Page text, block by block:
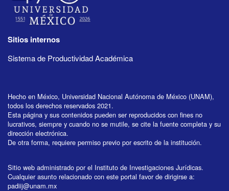
Sitios internos
Sistema de Productividad Académica
Hecho en México, Universidad Nacional Autónoma de México (UNAM),
todos los derechos reservados 2021.
Esta página y sus contenidos pueden ser reproducidos con fines no
lucrativos, siempre y cuando no se mutile, se cite la fuente completa y su
dirección electrónica.
De otra forma, requiere permiso previo por escrito de la institución.
Sitio web administrado por el Instituto de Investigaciones Jurídicas.
Cualquier asunto relacionado con este portal favor de dirigirse a:
padiij@unam.mx